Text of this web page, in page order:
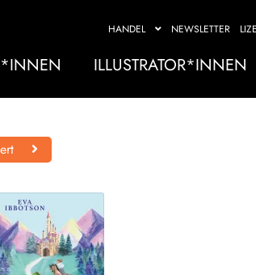
HANDEL NEWSLETTER
ILLUSTRATOR*INNEN